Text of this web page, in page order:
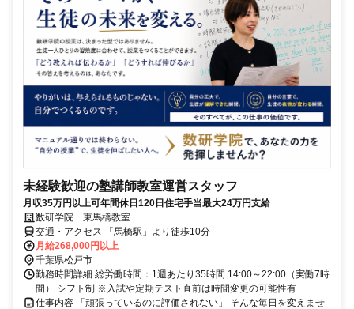
未経験歓迎の塾講師教室運営スタッフ
月収35万円以上可年間休日120日住宅手当最大24万円支給
数研学院 東馬橋教室
交通・アクセス 「馬橋駅」より徒歩10分
月給268,000円以上
千葉県松戸市
勤務時間詳細 総労働時間：1週あたり35時間 14:00～22:00（実働7時
間） シフト制 ※入試や定期テスト直前は時間変更の可能性有
仕事内容 「頑張っているのに評価されない」 そんな毎日を変えませ